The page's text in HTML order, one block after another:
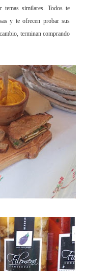
temas similares. Todos te
y te ofrecen probar sus
terminan comprando